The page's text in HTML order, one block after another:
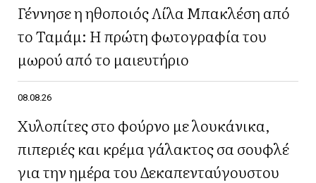
Γέννησε η ηθοποιός Λίλα Μπακλέση από
το Ταμάμ: Η πρώτη φωτογραφία του
μωρού από το μαιευτήριο
08.08.26
Χυλοπίτες στο φούρνο με λουκάνικα,
πιπεριές και κρέμα γάλακτος σα σουφλέ
για την ημέρα του Δεκαπενταύγουστου